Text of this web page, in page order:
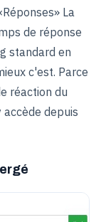
La
de réponse
standard en
c'est. Parce
réaction du
depuis